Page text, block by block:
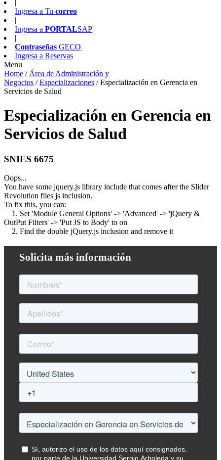
|
Ingresa a Tu correo
|
Ingresa a PORTALSAP
|
Contraseñas GECO
Ingresa a Reservas
Menu
Home / Área de Administración y
Negocios /Especializaciones /Especialización en Gerencia en
Servicios de Salud
Especialización en Gerencia en
Servicios de Salud
SNIES 6675
Oops...
You have some jquery.js library include that comes after the Slider
Revolution files js inclusion.
To fix this, you can:
1. Set 'Module General Options' -> 'Advanced' -> 'jQuery &
OutPut Filters' -> 'Put JS to Body' to on
2. Find the double jQuery.js inclusion and remove it
Solicita más información